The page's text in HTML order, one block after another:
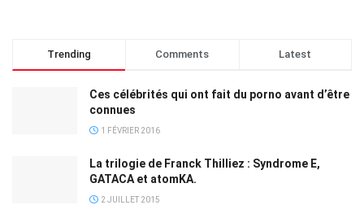
Trending Comments Latest
Ces célébrités qui ont fait du porno avant d’être
connues
1 FÉVRIER 2016
La trilogie de Franck Thilliez : Syndrome E,
GATACA et atomKA.
2 JUILLET 2015